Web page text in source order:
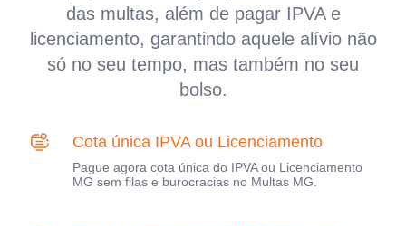
das multas, além de pagar IPVA e
licenciamento, garantindo aquele alívio não
só no seu tempo, mas também no seu
bolso.
Cota única IPVA ou Licenciamento
Pague agora cota única do IPVA ou Licenciamento
MG sem filas e burocracias no Multas MG.